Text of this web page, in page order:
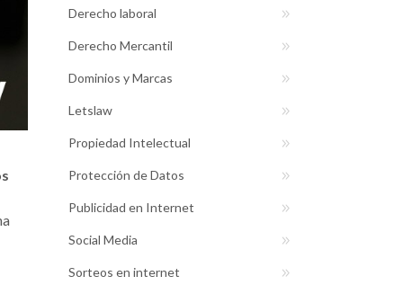
Derecho laboral
Derecho Mercantil
Dominios y Marcas
Letslaw
Propiedad Intelectual
Protección de Datos
Publicidad en Internet
Social Media
Sorteos en internet